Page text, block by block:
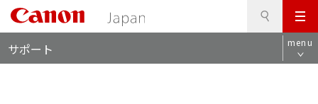
メ
ニ
ュ
サポート menu